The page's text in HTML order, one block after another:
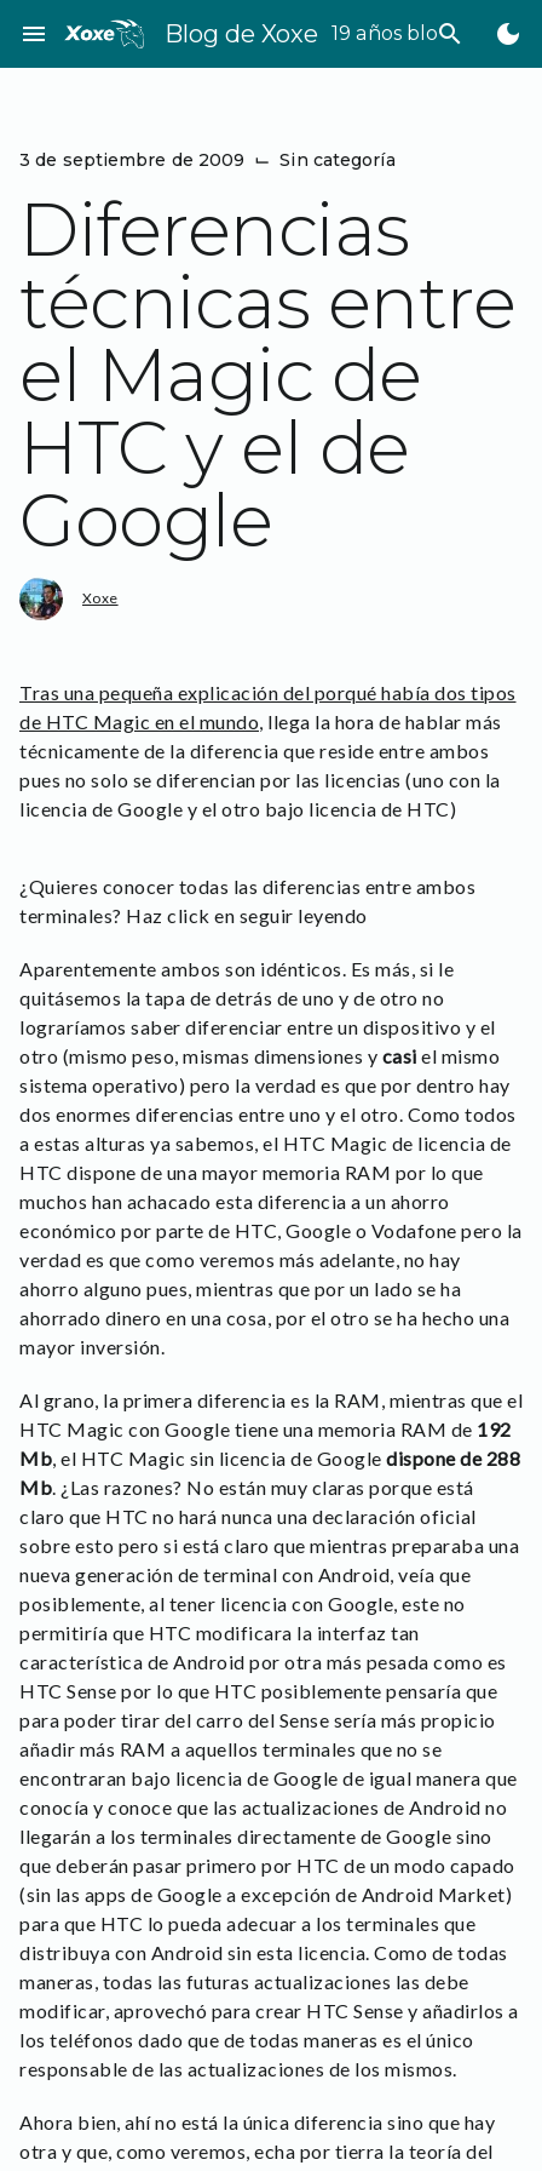
contenido
menu Blog de Xoxe 19 años bloggeando
search dark_mode
3 de septiembre de 2009 ⌙ Sin categoría
Diferencias
técnicas entre
el Magic de
HTC y el de
Google
Xoxe
Tras una pequeña explicación del porqué había dos tipos
de HTC Magic en el mundo, llega la hora de hablar más
técnicamente de la diferencia que reside entre ambos
pues no solo se diferencian por las licencias (uno con la
licencia de Google y el otro bajo licencia de HTC)
¿Quieres conocer todas las diferencias entre ambos
terminales? Haz click en seguir leyendo
Aparentemente ambos son idénticos. Es más, si le
quitásemos la tapa de detrás de uno y de otro no
lograríamos saber diferenciar entre un dispositivo y el
otro (mismo peso, mismas dimensiones y casi el mismo
sistema operativo) pero la verdad es que por dentro hay
dos enormes diferencias entre uno y el otro. Como todos
a estas alturas ya sabemos, el HTC Magic de licencia de
HTC dispone de una mayor memoria RAM por lo que
muchos han achacado esta diferencia a un ahorro
económico por parte de HTC, Google o Vodafone pero la
verdad es que como veremos más adelante, no hay
ahorro alguno pues, mientras que por un lado se ha
ahorrado dinero en una cosa, por el otro se ha hecho una
mayor inversión.
Al grano, la primera diferencia es la RAM, mientras que el
HTC Magic con Google tiene una memoria RAM de 192
Mb, el HTC Magic sin licencia de Google dispone de 288
Mb. ¿Las razones? No están muy claras porque está
claro que HTC no hará nunca una declaración oficial
sobre esto pero si está claro que mientras preparaba una
nueva generación de terminal con Android, veía que
posiblemente, al tener licencia con Google, este no
permitiría que HTC modificara la interfaz tan
característica de Android por otra más pesada como es
HTC Sense por lo que HTC posiblemente pensaría que
para poder tirar del carro del Sense sería más propicio
añadir más RAM a aquellos terminales que no se
encontraran bajo licencia de Google de igual manera que
conocía y conoce que las actualizaciones de Android no
llegarán a los terminales directamente de Google sino
que deberán pasar primero por HTC de un modo capado
(sin las apps de Google a excepción de Android Market)
para que HTC lo pueda adecuar a los terminales que
distribuya con Android sin esta licencia. Como de todas
maneras, todas las futuras actualizaciones las debe
modificar, aprovechó para crear HTC Sense y añadirlos a
los teléfonos dado que de todas maneras es el único
responsable de las actualizaciones de los mismos.
Ahora bien, ahí no está la única diferencia sino que hay
otra y que, como veremos, echa por tierra la teoría del